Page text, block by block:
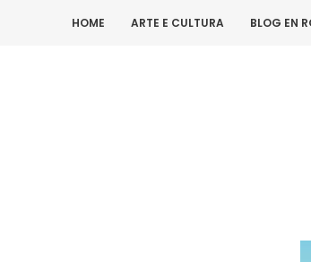
HOME ARTE E CULTURA BLOG EN